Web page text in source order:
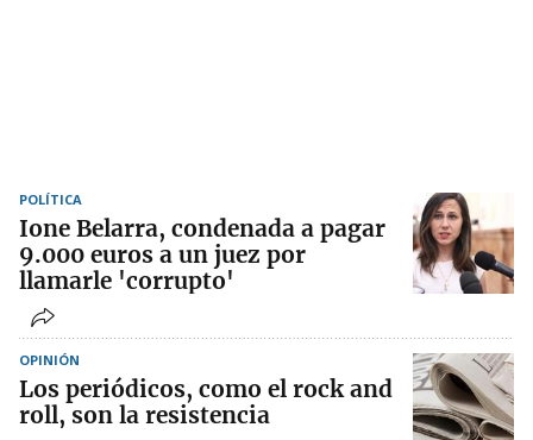
POLÍTICA
Ione Belarra, condenada a pagar
9.000 euros a un juez por
llamarle 'corrupto'
OPINIÓN
Los periódicos, como el rock and
roll, son la resistencia